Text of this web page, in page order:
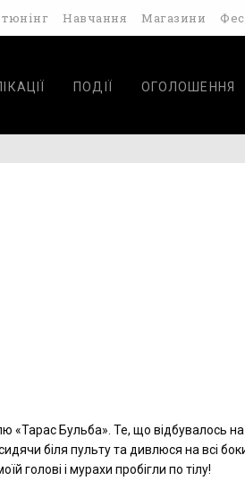
Навчання Магазини
ПОДІЇ ОГОЛОШЕННЯ
«Тарас Бульба». Те, що відбувалось на
біля пульту та дивлюся на всі
голові і мурахи пробігли по тілу!